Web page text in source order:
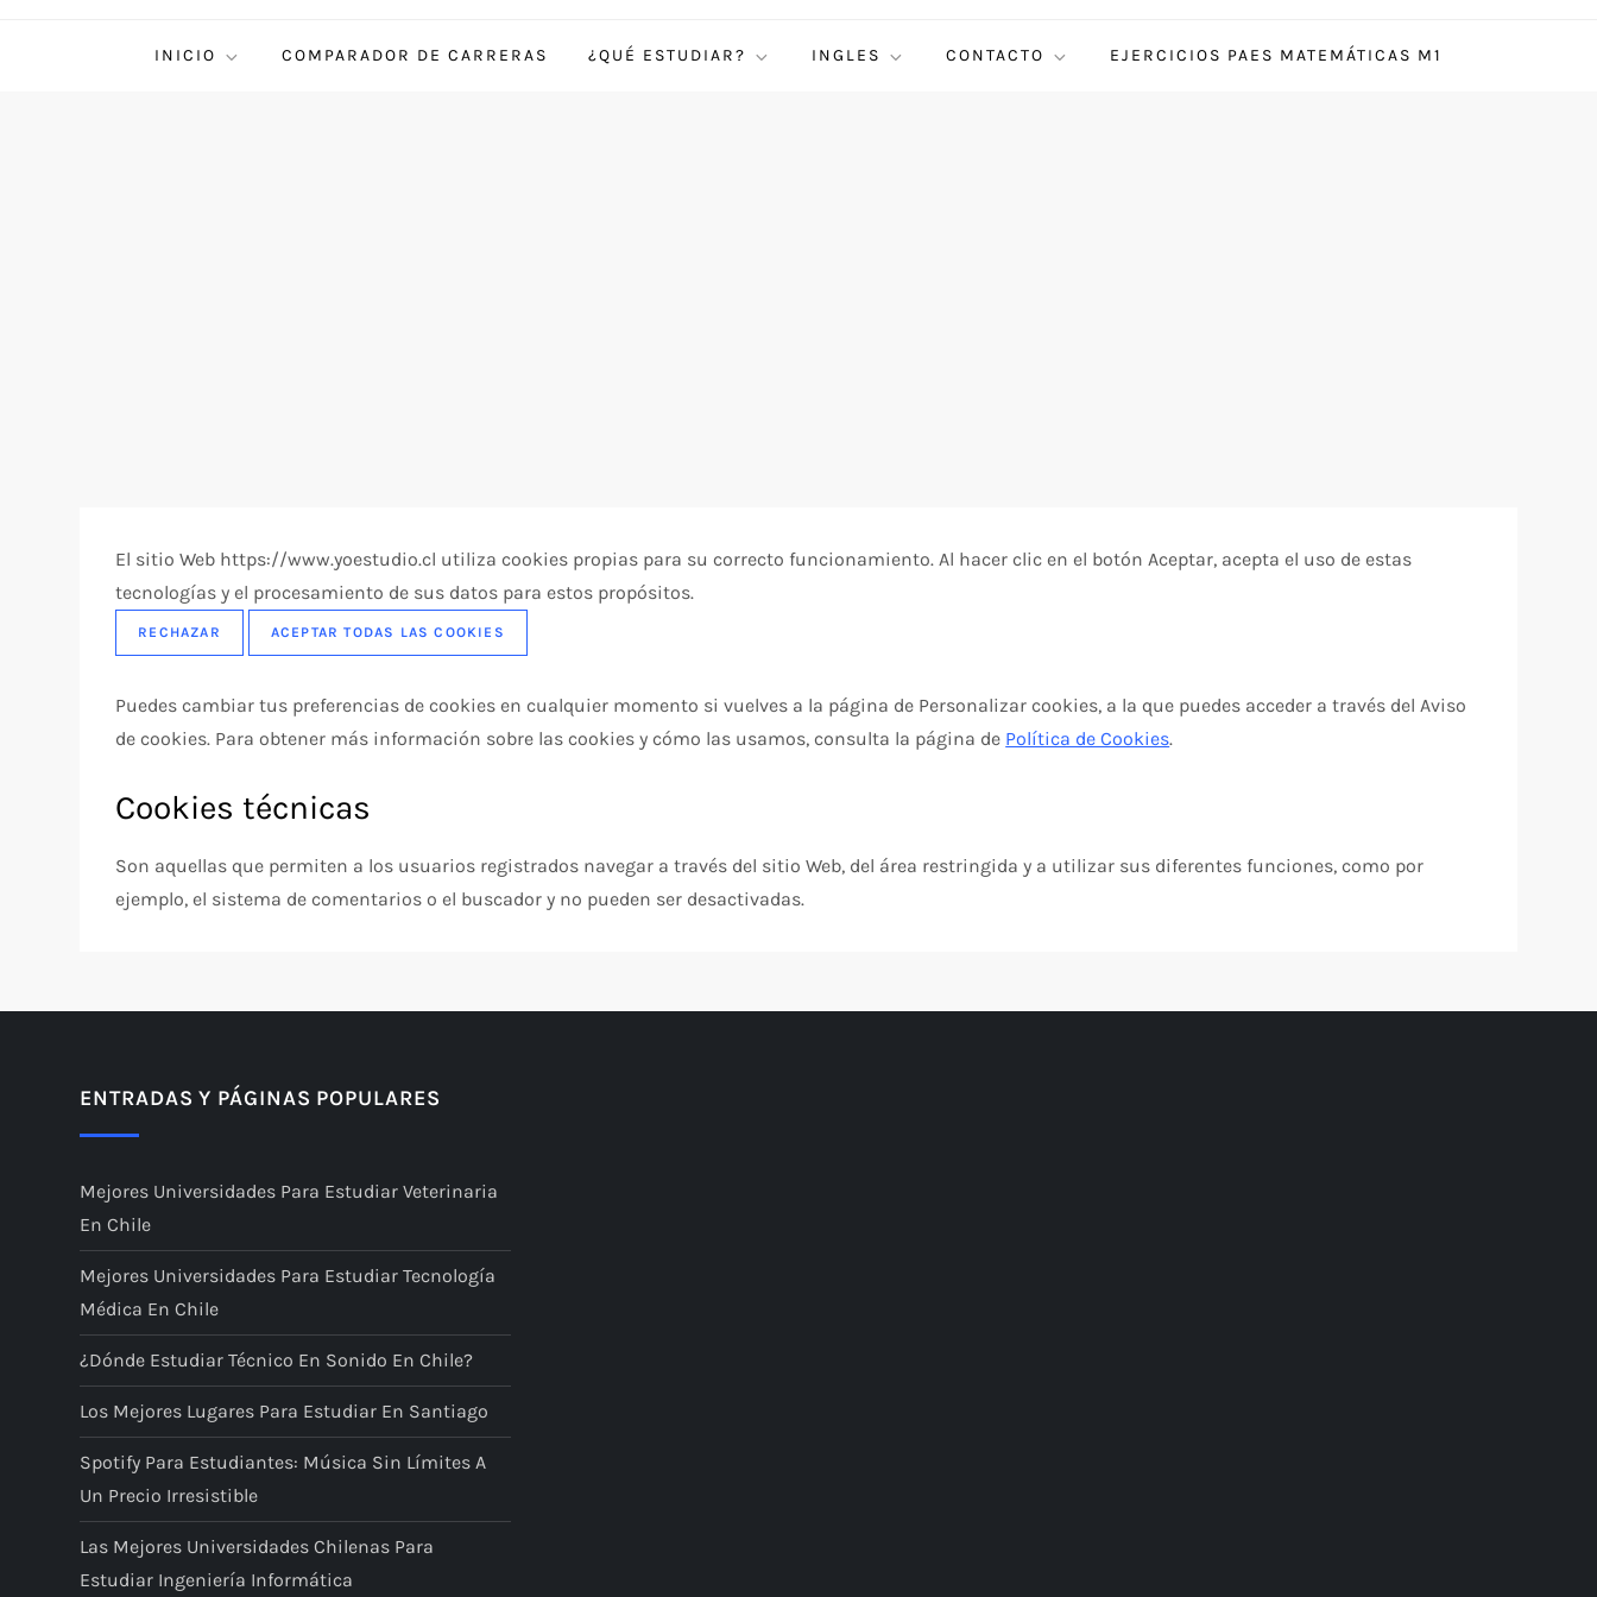
INICIO COMPARADOR DE CARRERAS ¿QUÉ ESTUDIAR? INGLES CONTACTO EJERCICIOS PAES MATEMÁTICAS M1
El sitio Web https://www.yoestudio.cl utiliza cookies propias para su correcto funcionamiento. Al hacer clic en el botón Aceptar, acepta el uso de estas
tecnologías y el procesamiento de sus datos para estos propósitos.
RECHAZAR ACEPTAR TODAS LAS COOKIES
Puedes cambiar tus preferencias de cookies en cualquier momento si vuelves a la página de Personalizar cookies, a la que puedes acceder a través del Aviso
de cookies. Para obtener más información sobre las cookies y cómo las usamos, consulta la página de Política de Cookies.
Cookies técnicas
Son aquellas que permiten a los usuarios registrados navegar a través del sitio Web, del área restringida y a utilizar sus diferentes funciones, como por
ejemplo, el sistema de comentarios o el buscador y no pueden ser desactivadas.
ENTRADAS Y PÁGINAS POPULARES
Mejores Universidades Para Estudiar Veterinaria
En Chile
Mejores Universidades Para Estudiar Tecnología
Médica En Chile
¿Dónde Estudiar Técnico En Sonido En Chile?
Los Mejores Lugares Para Estudiar En Santiago
Spotify Para Estudiantes: Música Sin Límites A
Un Precio Irresistible
Las Mejores Universidades Chilenas Para
Estudiar Ingeniería Informática